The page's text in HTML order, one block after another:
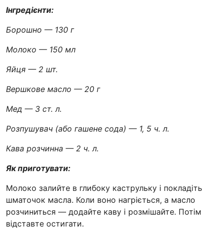
Інгредієнти:
Борошно — 130 г
Молоко — 150 мл
Яйця — 2 шт.
Вершкове масло — 20 г
Мед — 3 ст. л.
Розпушувач (або гашене сода) — 1, 5 ч. л.
Кава розчинна — 2 ч. л.
Як приготувати:
Молоко залийте в глибоку каструльку і покладіть
шматочок масла. Коли воно нагріється, а масло
розчиниться — додайте каву і розмішайте. Потім
відставте остигати.